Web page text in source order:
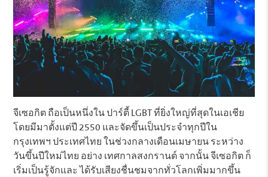
จีเซอกิต ถือเป็นหนึ่งใน ปาร์ตี้ LGBT ที่ยิ่งใหญ่ที่สุดในเอเชีย
โดยมีมาตั้งแต่ปี 2550 และจัดขึ้นเป็นประจำทุกปีใน
กรุงเทพฯ ประเทศไทย ในช่วงกลางเดือนเมษายน ระหว่าง
วันขึ้นปีใหม่ไทย อย่าง เทศกาลสงกรานต์ จากนั้น จีเซอกิต ก็
เริ่มเป็นรู้จักและ ได้รับเสียงชื่นชมจากทั่วโลกเพิ่มมากขึ้น